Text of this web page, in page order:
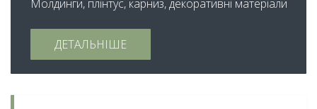
Молдинги, плінтус, карниз, декоративні матеріали
ДЕТАЛЬНІШЕ